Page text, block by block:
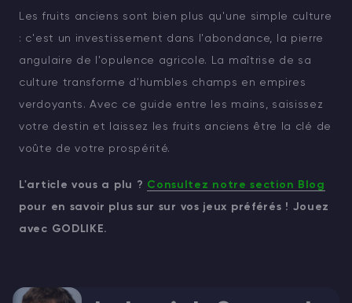
Les fruits anciens sont bien plus qu'une simple culture
: c'est un investissement dans l'abondance, la pierre
angulaire de l'opulence agricole. La maîtrise de sa
culture transforme d'humbles champs en empires
verdoyants. Avec ce guide entre les mains, saisissez
votre destin et laissez les fruits anciens être la clé de
voûte de votre prospérité.
L'article vous a plu ? Consultez notre section Blog
pour en savoir plus sur sur vos jeux préférés ! Jouez
avec GODLIKE.